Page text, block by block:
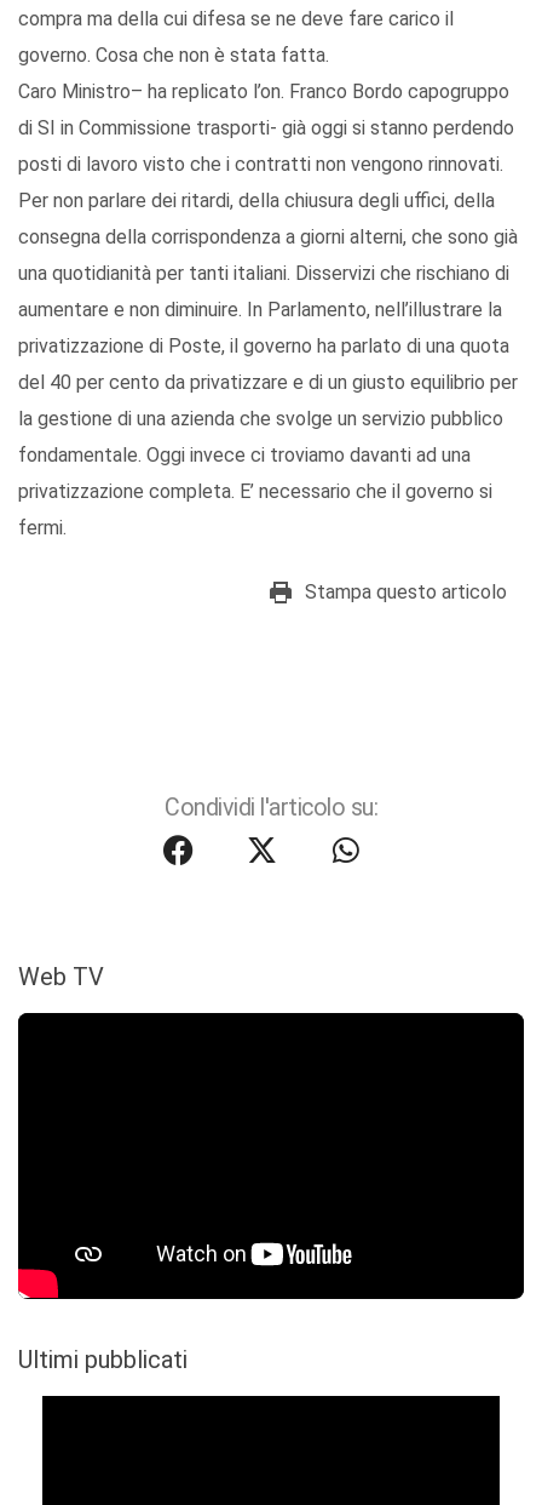
compra ma della cui difesa se ne deve fare carico il
governo. Cosa che non è stata fatta.
Caro Ministro– ha replicato l’on. Franco Bordo capogruppo
di SI in Commissione trasporti- già oggi si stanno perdendo
posti di lavoro visto che i contratti non vengono rinnovati.
Per non parlare dei ritardi, della chiusura degli uffici, della
consegna della corrispondenza a giorni alterni, che sono già
una quotidianità per tanti italiani. Disservizi che rischiano di
aumentare e non diminuire. In Parlamento, nell’illustrare la
privatizzazione di Poste, il governo ha parlato di una quota
del 40 per cento da privatizzare e di un giusto equilibrio per
la gestione di una azienda che svolge un servizio pubblico
fondamentale. Oggi invece ci troviamo davanti ad una
privatizzazione completa. E’ necessario che il governo si
fermi.
Stampa questo articolo
Condividi l'articolo su:
Web TV
Ultimi pubblicati